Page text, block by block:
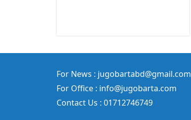
For News : jugobartabd@gmail.com
For Office : info@jugobarta.com
Contact Us : 01712746749